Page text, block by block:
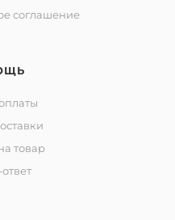
соглашение
товар